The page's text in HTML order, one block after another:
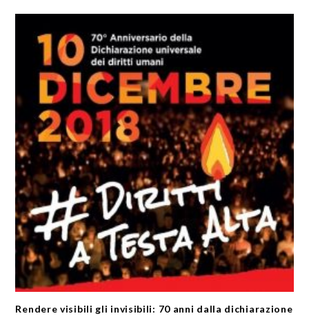
Rendere visibili gli invisibili: 70 anni dalla dichiarazione